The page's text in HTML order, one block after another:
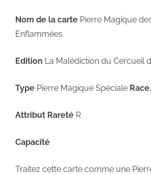
Nom de la carte Pierre Magique
Enflammées
Edition La Malédiction du Cercueil
Type Pierre Magique Spéciale
Attribut Rareté R
Capacité
Traitez cette carte comme une